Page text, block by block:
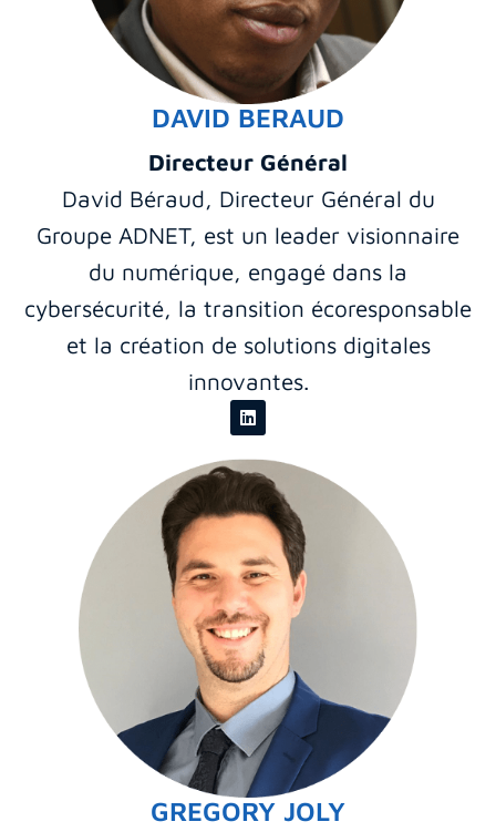
DAVID BERAUD
Directeur Général
David Béraud, Directeur Général du
Groupe ADNET, est un leader visionnaire
du numérique, engagé dans la
cybersécurité, la transition écoresponsable
et la création de solutions digitales
innovantes.
GREGORY JOLY